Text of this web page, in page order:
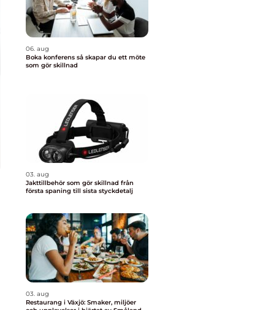
06. aug
Boka konferens så skapar du ett möte
som gör skillnad
03. aug
Jakttillbehör som gör skillnad från
första spaning till sista styckdetalj
03. aug
Restaurang i Växjö: Smaker, miljöer